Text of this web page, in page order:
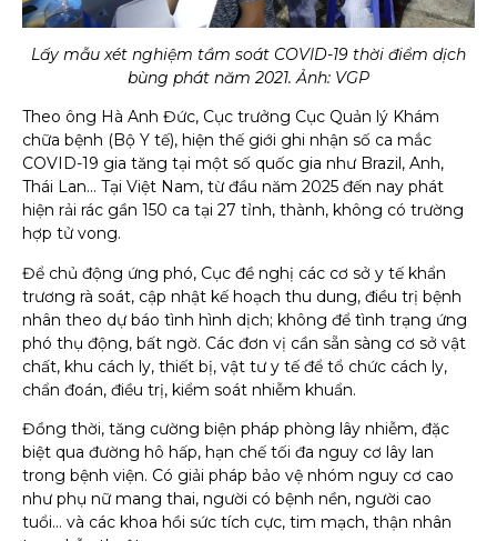
Lấy mẫu xét nghiệm tầm soát COVID-19 thời điểm dịch
bùng phát năm 2021. Ảnh: VGP
Theo ông Hà Anh Đức, Cục trưởng Cục Quản lý Khám
chữa bệnh (Bộ Y tế), hiện thế giới ghi nhận số ca mắc
COVID-19 gia tăng tại một số quốc gia như Brazil, Anh,
Thái Lan… Tại Việt Nam, từ đầu năm 2025 đến nay phát
hiện rải rác gần 150 ca tại 27 tỉnh, thành, không có trường
hợp tử vong.
Để chủ động ứng phó, Cục đề nghị các cơ sở y tế khẩn
trương rà soát, cập nhật kế hoạch thu dung, điều trị bệnh
nhân theo dự báo tình hình dịch; không để tình trạng ứng
phó thụ động, bất ngờ. Các đơn vị cần sẵn sàng cơ sở vật
chất, khu cách ly, thiết bị, vật tư y tế để tổ chức cách ly,
chẩn đoán, điều trị, kiểm soát nhiễm khuẩn.
Đồng thời, tăng cường biện pháp phòng lây nhiễm, đặc
biệt qua đường hô hấp, hạn chế tối đa nguy cơ lây lan
trong bệnh viện. Có giải pháp bảo vệ nhóm nguy cơ cao
như phụ nữ mang thai, người có bệnh nền, người cao
tuổi… và các khoa hồi sức tích cực, tim mạch, thận nhân